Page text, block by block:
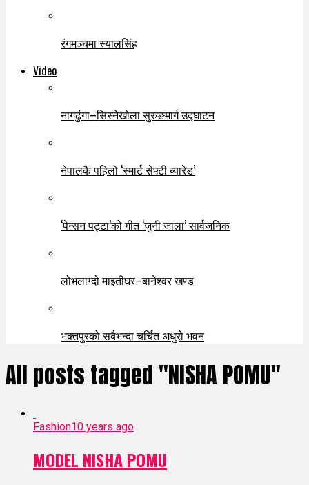
रंगमञ्चमा स्यालसिंह
Video
नागढुंगा–सिस्नेखोला सुरुङमार्ग उद्घाटन
नेपालकै पहिलो ‘स्मार्ट सेफ्टी ब्यारेड’
‘पेन्सन पट्टा’को गीत ‘जुनी जाला’ सार्वजनिक
लोभलाग्दो माइतीघर–बानेश्वर खण्ड
भक्तपुरको सबैभन्दा चर्चित अधुरो भवन
All posts tagged "NISHA POMU"
Fashion10 years ago
MODEL NISHA POMU